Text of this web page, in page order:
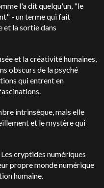
l'a dit quelqu'un, "le
- un terme qui fait
et la sortie dans
et la créativité humaines,
obscurs de la psyché
qui entrent en
intrinsèque, mais elle
et le mystère qui
Les cryptides numériques
propre monde numérique
humaine.